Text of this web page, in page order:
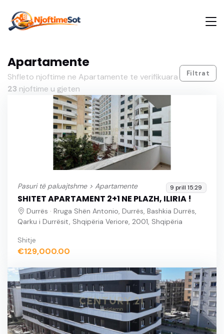
Apartamente
Shfleto njoftime ne Apartamente te verifikuara
23 njoftime u gjeten
Filtrat
Pasuri të paluajtshme > Apartamente 9 prill 15:29
SHITET APARTAMENT 2+1 NE PLAZH, ILIRIA !
Durrës · Rruga Shën Antonio, Durrës, Bashkia Durrës,
Qarku i Durrësit, Shqipëria Veriore, 2001, Shqipëria
Shitje
€129,000.00